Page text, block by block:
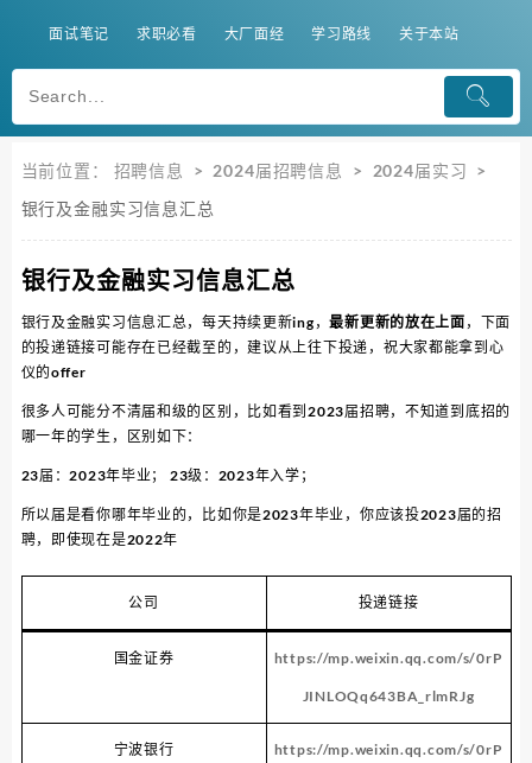
面试笔记 求职必看 大厂面经 学习路线 关于本站
当前位置： 招聘信息 > 2024届招聘信息 > 2024届实习 >
银行及金融实习信息汇总
银行及金融实习信息汇总
银行及金融实习信息汇总，每天持续更新ing，最新更新的放在上面 ，下面
的投递链接可能存在已经截至的，建议从上往下投递，祝大家都能拿到心
仪的offer
很多人可能分不清届和级的区别，比如看到2023届招聘，不知道到底招的
哪一年的学生，区别如下：
23届：2023年毕业； 23级：2023年入学；
所以届是看你哪年毕业的，比如你是2023年毕业，你应该投2023届的招
聘，即使现在是2022年
公司 投递链接
国金证券 https://mp.weixin.qq.com/s/0rP
JINLOQq643BA_rlmRJg
宁波银行 https://mp.weixin.qq.com/s/0rP